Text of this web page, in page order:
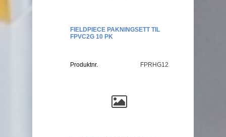
FIELDPIECE PAKNINGSETT TIL
FPVC2G 10 PK
Produktnr. FPRHG12